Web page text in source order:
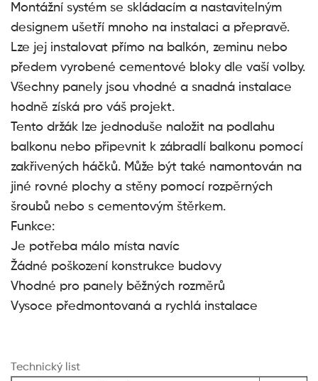
Montážní systém se skládacím a nastavitelným
designem ušetří mnoho na instalaci a přepravě.
Lze jej instalovat přímo na balkón, zeminu nebo
předem vyrobené cementové bloky dle vaší volby.
Všechny panely jsou vhodné a snadná instalace
hodně získá pro váš projekt.
Tento držák lze jednoduše naložit na podlahu
balkonu nebo připevnit k zábradlí balkonu pomocí
zakřivených háčků. Může být také namontován na
jiné rovné plochy a stěny pomocí rozpěrných
šroubů nebo s cementovým štěrkem.
Funkce:
Je potřeba málo místa navíc
Žádné poškození konstrukce budovy
Vhodné pro panely běžných rozměrů
Vysoce předmontovaná a rychlá instalace
Technický list